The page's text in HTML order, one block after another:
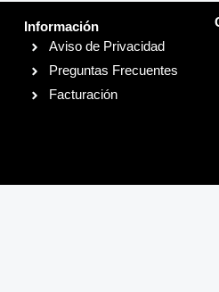
Información
Aviso de Privacidad
Preguntas Frecuentes
Facturación